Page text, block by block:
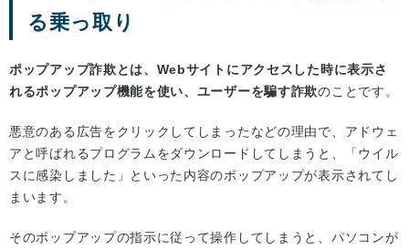
る乗っ取り
ポップアップ詐欺とは、Webサイトにアクセスした時に表示さ
れるポップアップ機能を使い、ユーザーを騙す詐欺のことです。
悪意のある広告をクリックしてしまったなどの理由で、アドウェ
アと呼ばれるプログラムをダウンロードしてしまうと、「ウイル
スに感染しました」といった内容のポップアップが表示されてし
まいます。
そのポップアップの指示に従って操作してしまうと、パソコンが